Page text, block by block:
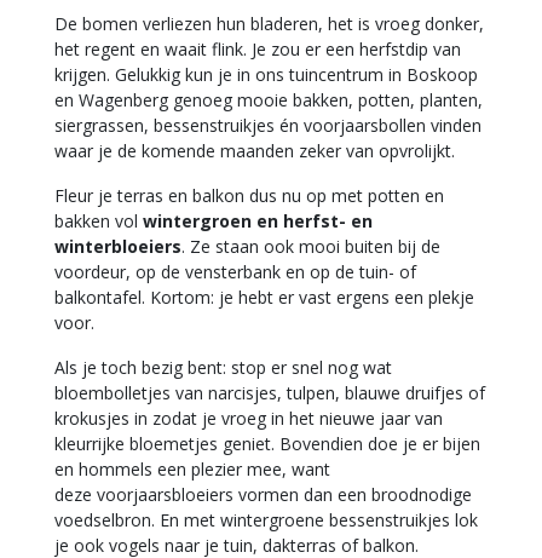
De bomen verliezen hun bladeren, het is vroeg donker,
het regent en waait flink. Je zou er een herfstdip van
krijgen. Gelukkig kun je in ons tuincentrum in Boskoop
en Wagenberg genoeg mooie bakken, potten, planten,
siergrassen, bessenstruikjes én voorjaarsbollen vinden
waar je de komende maanden zeker van opvrolijkt.
Fleur je terras en balkon dus nu op met potten en
bakken vol wintergroen en herfst- en
winterbloeiers. Ze staan ook mooi buiten bij de
voordeur, op de vensterbank en op de tuin- of
balkontafel. Kortom: je hebt er vast ergens een plekje
voor.
Als je toch bezig bent: stop er snel nog wat
bloembolletjes van narcisjes, tulpen, blauwe druifjes of
krokusjes in zodat je vroeg in het nieuwe jaar van
kleurrijke bloemetjes geniet. Bovendien doe je er bijen
en hommels een plezier mee, want
deze voorjaarsbloeiers vormen dan een broodnodige
voedselbron. En met wintergroene bessenstruikjes lok
je ook vogels naar je tuin, dakterras of balkon.